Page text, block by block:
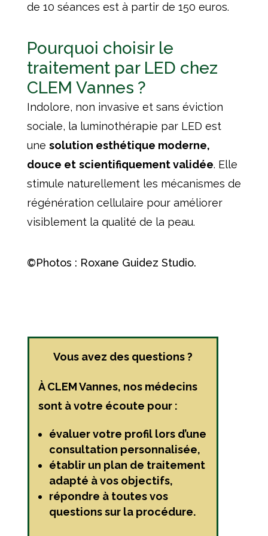
de 10 séances est à partir de 150 euros.
Pourquoi choisir le
traitement par LED chez
CLEM Vannes ?
Indolore, non invasive et sans éviction
sociale, la luminothérapie par LED est
une solution esthétique moderne,
douce et scientifiquement validée. Elle
stimule naturellement les mécanismes de
régénération cellulaire pour améliorer
visiblement la qualité de la peau.
©Photos : Roxane Guidez Studio.
Vous avez des questions ?
À CLEM Vannes, nos médecins
sont à votre écoute pour :
évaluer votre profil lors d’une
consultation personnalisée,
établir un plan de traitement
adapté à vos objectifs,
répondre à toutes vos
questions sur la procédure.